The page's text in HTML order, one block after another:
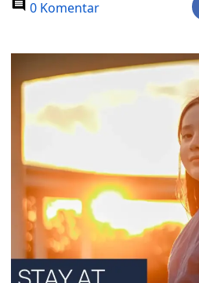
0 Komentar